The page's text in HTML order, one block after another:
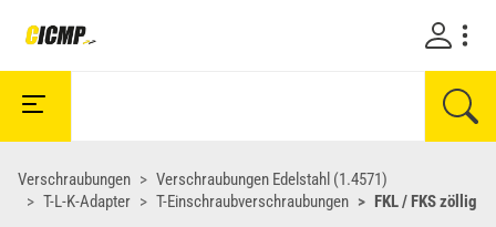
Verschraubungen
Verschraubungen Edelstahl (1.4571)
T-L-K-Adapter
T-Einschraubverschraubungen FKL / FKS zöllig